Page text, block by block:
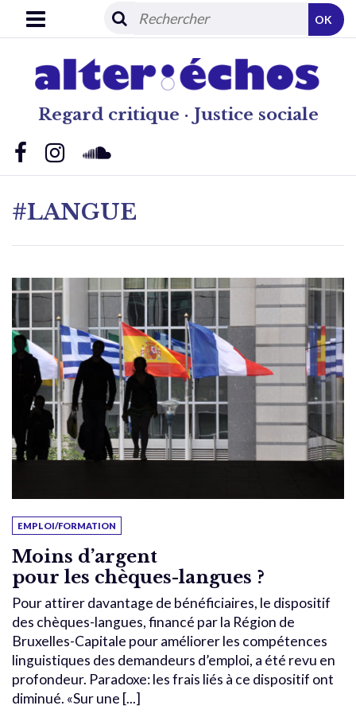
Regard critique · Justice sociale
OK
#LANGUE
EMPLOI/FORMATION
Moins d’argent
pour les chèques-langues ?
Pour attirer davantage de bénéficiaires, le dispositif
des chèques-langues, financé par la Région de
Bruxelles-Capitale pour améliorer les compétences
linguistiques des demandeurs d’emploi, a été revu en
profondeur. Paradoxe: les frais liés à ce dispositif ont
diminué. «Sur une [...]